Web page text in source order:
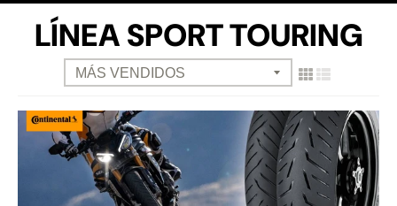
LÍNEA SPORT TOURING